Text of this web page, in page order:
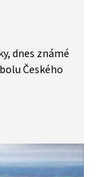
dnes známé
Českého